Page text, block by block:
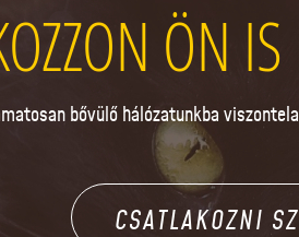
ÖN
bővülő hálózatunkba
CSATLAKOZNI